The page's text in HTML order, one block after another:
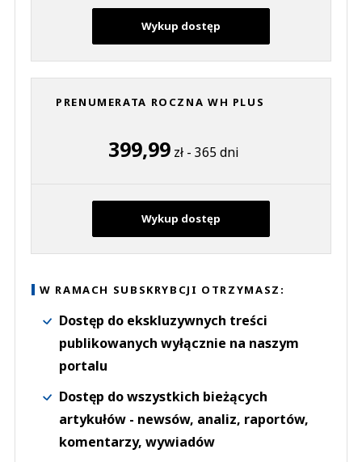
Wykup dostęp
PRENUMERATA ROCZNA WH PLUS
399,99zł - 365 dni
Wykup dostęp
W RAMACH SUBSKRYBCJI OTRZYMASZ:
Dostęp do ekskluzywnych treści
publikowanych wyłącznie na naszym
portalu
Dostęp do wszystkich bieżących
artykułów - newsów, analiz, raportów,
komentarzy, wywiadów